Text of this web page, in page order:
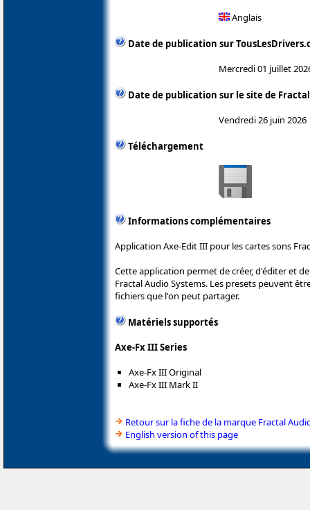
Anglais
Date de publication sur
Mercredi 01 juillet
Date de publication sur le site de
Vendredi 26 juin 2026
Téléchargement
Informations complémentaires
Application Axe-Edit III pour les cartes sons
Cette application permet de créer, d'éditer et
Fractal Audio Systems. Les presets peuvent
fichiers que l'on peut partager.
Matériels supportés
Axe-Fx III Series
Axe-Fx III Original
Axe-Fx III Mark II
Retour sur la fiche de la marque Fractal
English version of this page